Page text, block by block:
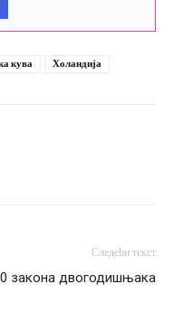
кува Холандија
Следећи текст
закона двогодишњака